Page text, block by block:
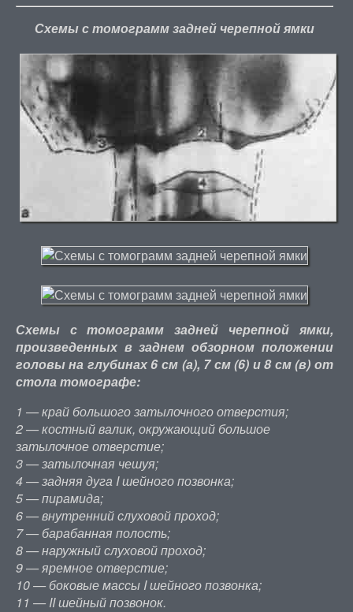
Схемы с томограмм задней черепной ямки
Схемы с томограмм задней черепной ямки,
произведенных в заднем обзорном положении
головы на глубинах 6 см (а), 7 см (6) и 8 см (в) от
стола томографе:
1 — край большого затылочного отверстия;
2 — костный валик, окружающий большое
затылочное отверстие;
3 — затылочная чешуя;
4 — задняя дуга I шейного позвонка;
5 — пирамида;
6 — внутренний слуховой проход;
7 — барабанная полость;
8 — наружный слуховой проход;
9 — яремное отверстие;
10 — боковые массы I шейного позвонка;
11 — II шейный позвонок.